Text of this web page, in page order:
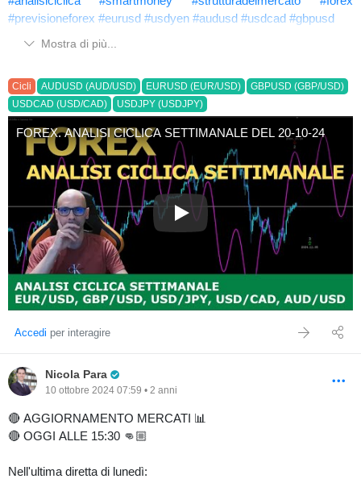
#previsioneforex #eurusd #usdyen #audusd #usdcad #gbpusd
Mostra di più...
Cicli AUDUSD (AUD/USD) EURUSD (EUR/USD)
GBPUSD (GBP/USD)
USDCAD (USD/CAD)
USDJPY (USDJPY)
FOREX. ANALISI CICLICA SETTIMANALE DEL 20-10-24
FOREX. ANALISI CICLICA
Accedi per interagire
Nicola Para
10 ottobre 2024 07:59 • 2 anni
🔴 AGGIORNAMENTO MERCATI 📊
🔴 OGGI ALLE 15:30 👊🏼
Nell'ultima diretta di lunedì: